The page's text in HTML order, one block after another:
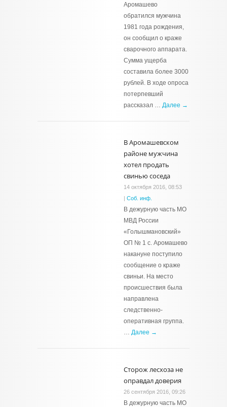
Аромашево
обратился мужчина
1981 года рождения,
он сообщил о краже
сварочного аппарата.
Сумма ущерба
составила более 3000
рублей. В ходе опроса
потерпевший
рассказал … Далее →
В Аромашевском
районе мужчина
хотел продать
свинью соседа
14 октября 2016, 08:53
| Соб. инф.
В дежурную часть МО
МВД России
«Голышмановский»
ОП № 1 с. Аромашево
накануне поступило
сообщение о краже
свиньи. На место
происшествия была
направлена
следственно-
оперативная группа.
… Далее →
Сторож лесхоза не
оправдал доверия
26 сентября 2016, 09:26
В дежурную часть МО